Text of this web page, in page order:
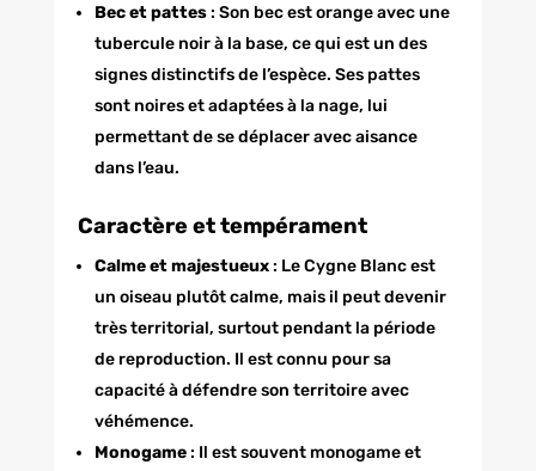
Bec et pattes: Son bec est orange avec une
tubercule noir à la base, ce qui est un des
signes distinctifs de l’espèce. Ses pattes
sont noires et adaptées à la nage, lui
permettant de se déplacer avec aisance
dans l’eau.
Caractère et tempérament
Calme et majestueux: Le Cygne Blanc est
un oiseau plutôt calme, mais il peut devenir
très territorial, surtout pendant la période
de reproduction. Il est connu pour sa
capacité à défendre son territoire avec
véhémence.
Monogame: Il est souvent monogame et